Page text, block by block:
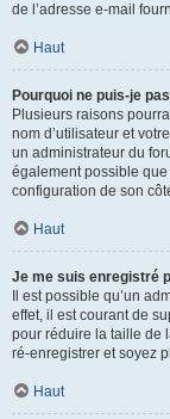
de l’adresse e-mail
Haut
Pourquoi ne puis-je
Plusieurs raisons
nom d’utilisateur et
un administrateur du
également possible
configuration de son
Haut
Je me suis enregistré
Il est possible qu’un
effet, il est courant de
pour réduire la taille de
ré-enregistrer et soyez
Haut